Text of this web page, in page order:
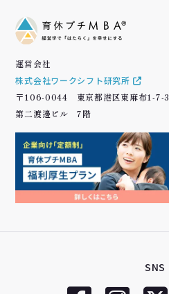
運営会社
株式会社ワークシフト研究所
〒106-0044 東京都港区東麻布1-7-3
第二渡邊ビル 7階
SNS